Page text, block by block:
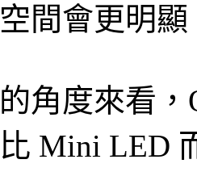
間會更明顯
角度來看
Mini LED